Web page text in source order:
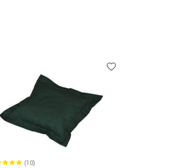
(10)